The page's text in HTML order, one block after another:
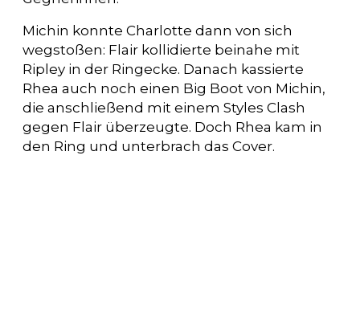
Michin konnte Charlotte dann von sich
wegstoßen: Flair kollidierte beinahe mit
Ripley in der Ringecke. Danach kassierte
Rhea auch noch einen Big Boot von Michin,
die anschließend mit einem Styles Clash
gegen Flair überzeugte. Doch Rhea kam in
den Ring und unterbrach das Cover.